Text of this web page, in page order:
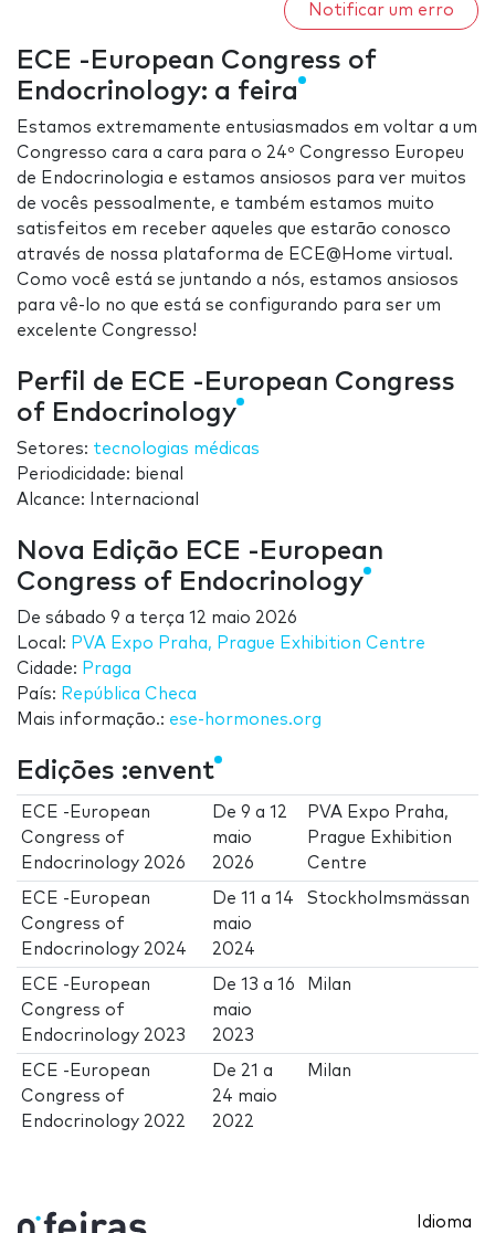
Notificar um erro
ECE -European Congress of
Endocrinology: a feira
Estamos extremamente entusiasmados em voltar a um
Congresso cara a cara para o 24º Congresso Europeu
de Endocrinologia e estamos ansiosos para ver muitos
de vocês pessoalmente, e também estamos muito
satisfeitos em receber aqueles que estarão conosco
através de nossa plataforma de ECE@Home virtual.
Como você está se juntando a nós, estamos ansiosos
para vê-lo no que está se configurando para ser um
excelente Congresso!
Perfil de ECE -European Congress
of Endocrinology
Setores: tecnologias médicas
Periodicidade: bienal
Alcance: Internacional
Nova Edição ECE -European
Congress of Endocrinology
De sábado 9 a terça 12 maio 2026
Local: PVA Expo Praha, Prague Exhibition Centre
Cidade: Praga
País: República Checa
Mais informação.: ese-hormones.org
Edições :envent
ECE -European
Congress of
Endocrinology 2026
De9 a12
maio
2026
PVA Expo Praha,
Prague Exhibition
Centre
ECE -European
Congress of
Endocrinology 2024
De11 a14
maio
2024
Stockholmsmässan
ECE -European
Congress of
Endocrinology 2023
De13 a16
maio
2023
Milan
ECE -European
Congress of
Endocrinology 2022
De 21 a
24 maio
2022
Milan
Idioma